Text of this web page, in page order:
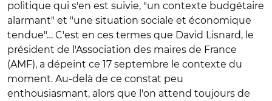
politique qui s'en est suivie, "un contexte budgétaire
alarmant" et "une situation sociale et économique
tendue"… C'est en ces termes que David Lisnard, le
président de l'Association des maires de France
(AMF), a dépeint ce 17 septembre le contexte du
moment. Au-delà de ce constat peu
enthousiasmant, alors que l'on attend toujours de